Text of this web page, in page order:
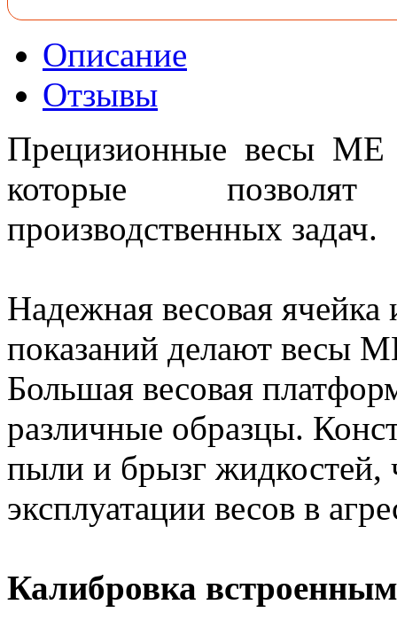
Описание
Отзывы
Прецизионные весы
которые
производственных задач.
Надежная весовая
показаний делают весы
Большая весовая
различные образцы.
пыли и брызг жидкостей,
эксплуатации весов в
Калибровка